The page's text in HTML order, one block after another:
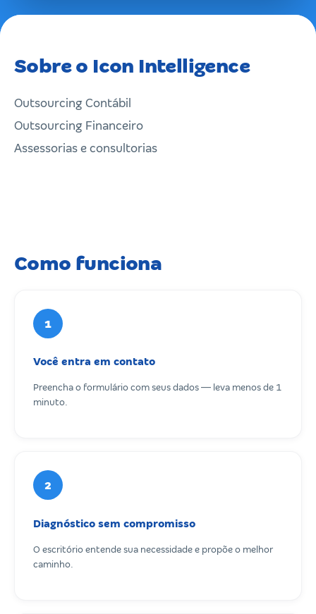
Sobre o Icon Intelligence
Outsourcing Contábil
Outsourcing Financeiro
Assessorias e consultorias
Como funciona
1
Você entra em contato
Preencha o formulário com seus dados — leva menos de 1
minuto.
2
Diagnóstico sem compromisso
O escritório entende sua necessidade e propõe o melhor
caminho.